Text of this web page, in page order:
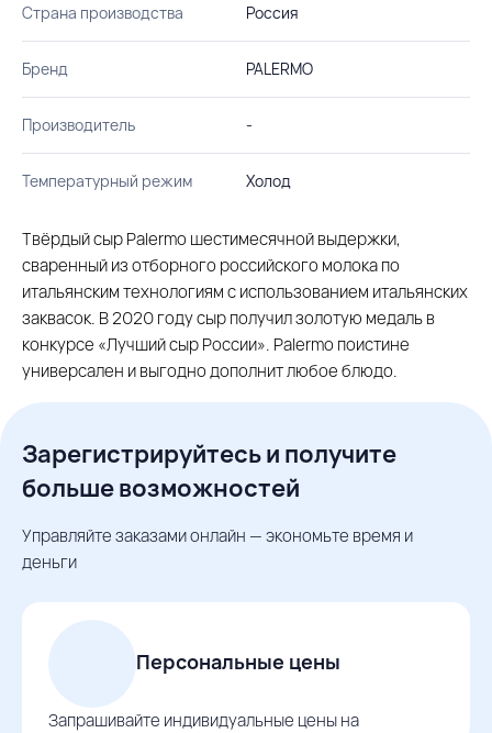
Страна производства Россия
Бренд PALERMO
Производитель -
Температурный режим Холод
Твёрдый сыр Palermo шестимесячной выдержки,
сваренный из отборного российского молока по
итальянским технологиям с использованием итальянских
заквасок. В 2020 году сыр получил золотую медаль в
конкурсе «Лучший сыр России». Palermo поистине
универсален и выгодно дополнит любое блюдо.
Зарегистрируйтесь и получите
больше возможностей
Управляйте заказами онлайн — экономьте время и
деньги
Персональные цены
Запрашивайте индивидуальные цены на